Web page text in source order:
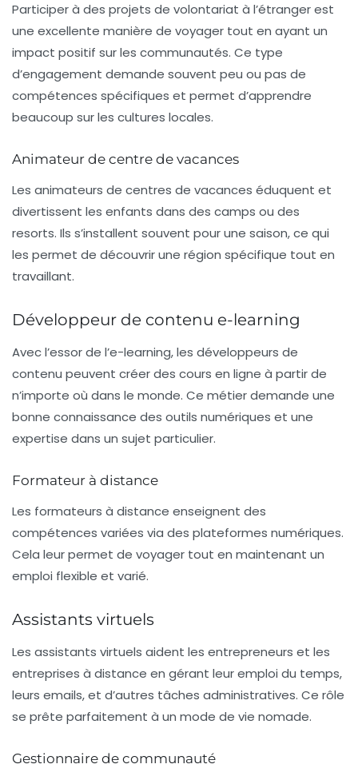
Participer à des projets de volontariat à l’étrangerest
une excellente manière de voyager tout en ayant un
impact positif sur les communautés. Ce type
d’engagement demande souvent peu ou pas de
compétences spécifiques et permet d’apprendre
beaucoup sur les cultures locales.
Animateur de centre de vacances
Les animateurs de centres de vacances éduquent et
divertissent les enfants dans des camps ou des
resorts. Ils s’installent souvent pour une saison, ce qui
les permet de découvrir une région spécifique tout en
travaillant.
Développeur de contenu e-learning
Avec l’essor de l’e-learning, les développeurs de
contenu peuvent créer des cours en ligne à partir de
n’importe où dans le monde. Ce métier demande une
bonne connaissance des outils numériques et une
expertise dans un sujet particulier.
Formateur à distance
Les formateurs à distance enseignent des
compétences variées via des plateformes numériques.
Cela leur permet de voyager tout en maintenant un
emploi flexible et varié.
Assistants virtuels
Les assistants virtuels aident les entrepreneurs et les
entreprises à distance en gérant leur emploi du temps,
leurs emails, et d’autres tâches administratives. Ce rôle
se prête parfaitement à un mode de vie nomade.
Gestionnaire de communauté